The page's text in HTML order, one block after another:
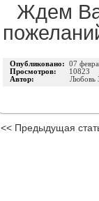
Ждем
Опубликовано: 07
Просмотров: 10823
Автор:
Любовь
<< Предыдущая